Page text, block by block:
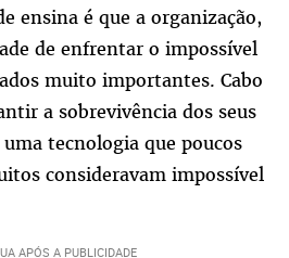
ensina é que a organização,
de enfrentar o impossível
muito importantes. Cabo
a sobrevivência dos seus
tecnologia que poucos
consideravam impossível